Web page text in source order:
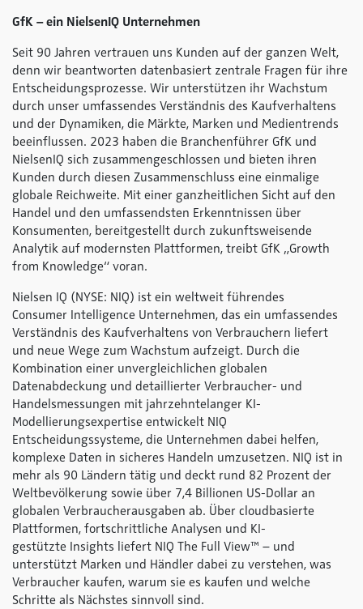
GfK – ein NielsenIQ Unternehmen
Seit 90 Jahren vertrauen uns Kunden auf der ganzen Welt,
denn wir beantworten datenbasiert zentrale Fragen für ihre
Entscheidungsprozesse. Wir unterstützen ihr Wachstum
durch unser umfassendes Verständnis des Kaufverhaltens
und der Dynamiken, die Märkte, Marken und Medientrends
beeinflussen. 2023 haben die Branchenführer GfK und
NielsenIQ sich zusammengeschlossen und bieten ihren
Kunden durch diesen Zusammenschluss eine einmalige
globale Reichweite. Mit einer ganzheitlichen Sicht auf den
Handel und den umfassendsten Erkenntnissen über
Konsumenten, bereitgestellt durch zukunftsweisende
Analytik auf modernsten Plattformen, treibt GfK „Growth
from Knowledge“ voran.
Nielsen IQ (NYSE: NIQ) ist ein weltweit führendes
Consumer Intelligence Unternehmen, das ein umfassendes
Verständnis des Kaufverhaltens von Verbrauchern liefert
und neue Wege zum Wachstum aufzeigt. Durch die
Kombination einer unvergleichlichen globalen
Datenabdeckung und detaillierter Verbraucher- und
Handelsmessungen mit jahrzehntelanger KI-
Modellierungsexpertise entwickelt NIQ
Entscheidungssysteme, die Unternehmen dabei helfen,
komplexe Daten in sicheres Handeln umzusetzen. NIQ ist in
mehr als 90 Ländern tätig und deckt rund 82 Prozent der
Weltbevölkerung sowie über 7,4 Billionen US-Dollar an
globalen Verbraucherausgaben ab. Über cloudbasierte
Plattformen, fortschrittliche Analysen und KI-
gestützte Insights liefert NIQ The Full View™ – und
unterstützt Marken und Händler dabei zu verstehen, was
Verbraucher kaufen, warum sie es kaufen und welche
Schritte als Nächstes sinnvoll sind.